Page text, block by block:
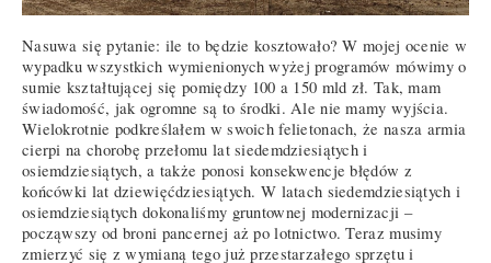
Nasuwa się pytanie: ile to będzie kosztowało? W mojej ocenie w
wypadku wszystkich wymienionych wyżej programów mówimy o
sumie kształtującej się pomiędzy 100 a 150 mld zł. Tak, mam
świadomość, jak ogromne są to środki. Ale nie mamy wyjścia.
Wielokrotnie podkreślałem w swoich felietonach, że nasza armia
cierpi na chorobę przełomu lat siedemdziesiątych i
osiemdziesiątych, a także ponosi konsekwencje błędów z
końcówki lat dziewięćdziesiątych. W latach siedemdziesiątych i
osiemdziesiątych dokonaliśmy gruntownej modernizacji –
począwszy od broni pancernej aż po lotnictwo. Teraz musimy
zmierzyć się z wymianą tego już przestarzałego sprzętu i